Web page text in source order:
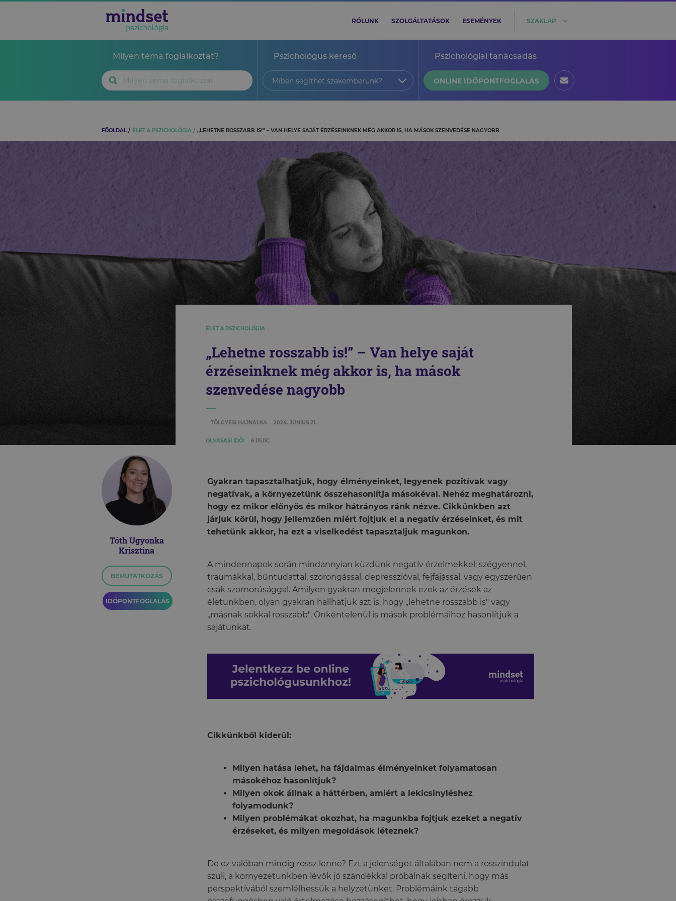
RÓLUNK SZOLGÁLTATÁSOK ESEMÉNYEK SZAKLAP
Milyen téma foglalkoztat? Pszichológus kereső
Miben segíthet szakemberünk?
Pszichológiai tanácsadás
ONLINE IDŐPONTFOGLALÁS
FŐOLDAL ÉLET & PSZICHOLÓGIA „LEHETNE ROSSZABB IS!” – VAN HELYE SAJÁT ÉRZÉSEINKNEK MÉG AKKOR IS, HA MÁSOK SZENVEDÉSE NAGYOBB
ÉLET & PSZICHOLÓGIA
„Lehetne rosszabb is!” – Van helye saját
érzéseinknek még akkor is, ha mások
szenvedése nagyobb
TÖLGYESI HAJNALKA 2024. JÚNIUS 21.
OLVASÁSI IDŐ: 6 PERC
Tóth Ugyonka
Krisztina
BEMUTATKOZÁS
IDŐPONTFOGLALÁS
Gyakran tapasztalhatjuk, hogy élményeinket, legyenek pozitívak vagy
negatívak, a környezetünk összehasonlítja másokéval. Nehéz meghatározni,
hogy ez mikor előnyös és mikor hátrányos ránk nézve. Cikkünkben azt
járjuk körül, hogy jellemzően miért fojtjuk el a negatív érzéseinket, és mit
tehetünk akkor, ha ezt a viselkedést tapasztaljuk magunkon.
A mindennapok során mindannyian küzdünk negatív érzelmekkel: szégyennel,
traumákkal, bűntudattal, szorongással, depresszióval, fejfájással, vagy egyszerűen
csak szomorúsággal. Amilyen gyakran megjelennek ezek az érzések az
életünkben, olyan gyakran hallhatjuk azt is, hogy „lehetne rosszabb is" vagy
„másnak sokkal rosszabb". Önkéntelenül is mások problémáihoz hasonlítjuk a
sajátunkat.
Cikkünkből kiderül:
Milyen hatása lehet, ha fájdalmas élményeinket folyamatosan
másokéhoz hasonlítjuk?
Milyen okok állnak a háttérben, amiért a lekicsinyléshez
folyamodunk?
Milyen problémákat okozhat, ha magunkba fojtjuk ezeket a negatív
érzéseket, és milyen megoldások léteznek?
De ez valóban mindig rossz lenne? Ezt a jelenséget általában nem a rosszindulat
szüli, a környezetünkben lévők jó szándékkal próbálnak segíteni, hogy más
perspektívából szemlélhessük a helyzetünket. Problémáink tágabb